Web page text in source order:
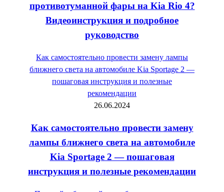
противотуманной фары на Kia Rio 4?
Видеоинструкция и подробное
руководство
Как самостоятельно провести замену лампы
ближнего света на автомобиле Kia Sportage 2 —
пошаговая инструкция и полезные
рекомендации
26.06.2024
Как самостоятельно провести замену
лампы ближнего света на автомобиле
Kia Sportage 2 — пошаговая
инструкция и полезные рекомендации